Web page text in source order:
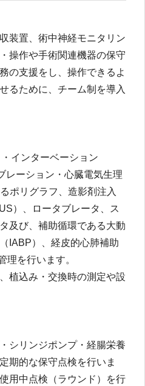
装置、術中神経モニタリン
操作や手術関連機器の保守
の支援をし、操作できるよ
るために、チーム制を導入
インターベーション
レーション・心臓電気生理
ポリグラフ、造影剤注入
）、ロータブレータ、ス
及び、補助循環である大動
IABP）、経皮的心肺補助
理を行います。
植込み・交換時の測定や設
シリンジポンプ・経腸栄養
期的な保守点検を行いま
用中点検（ラウンド）を行